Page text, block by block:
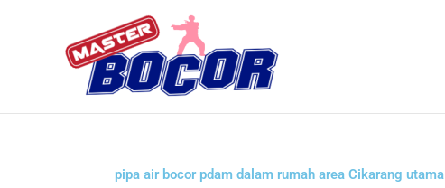
pipa air bocor pdam dalam rumah area Cikarang utama